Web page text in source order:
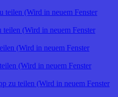
(Wird in neuem Fenster
(Wird in neuem Fenster
(Wird in neuem Fenster
(Wird in neuem Fenster
zu teilen (Wird in neuem Fenster